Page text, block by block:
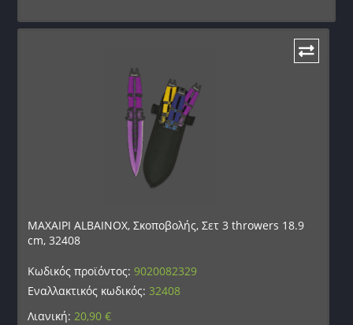
ΜΑΧΑΙΡΙ ALBAINOX, Σκοποβολής, Σετ 3 throwers 18.9
cm, 32408
Κωδικός προϊόντος:9020082329
Εναλλακτικός κωδικός: 32408
Λιανική: 20,90€